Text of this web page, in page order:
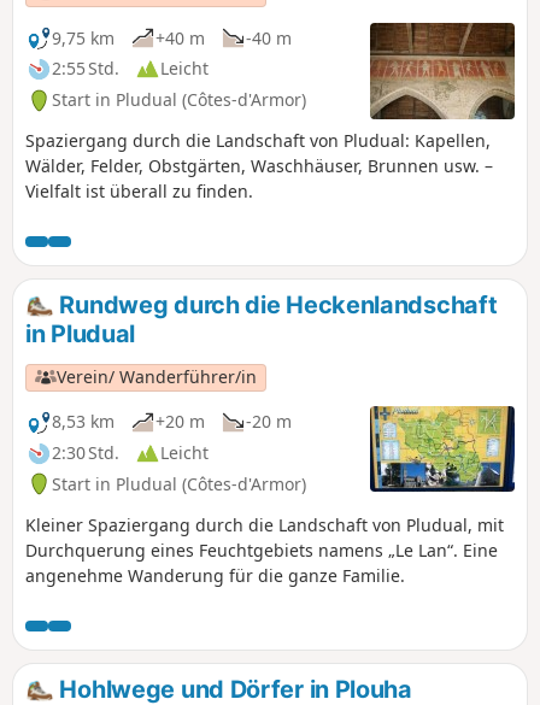
9,75 km
+40 m
-40 m
2:55 Std.
Leicht
Start in Pludual (Côtes-d'Armor)
Spaziergang durch die Landschaft von Pludual: Kapellen,
Wälder, Felder, Obstgärten, Waschhäuser, Brunnen usw. –
Vielfalt ist überall zu finden.
Rundweg durch die Heckenlandschaft
in Pludual
Verein/ Wanderführer/in
8,53 km
+20 m
-20 m
2:30 Std.
Leicht
Start in Pludual (Côtes-d'Armor)
Kleiner Spaziergang durch die Landschaft von Pludual, mit
Durchquerung eines Feuchtgebiets namens „Le Lan“. Eine
angenehme Wanderung für die ganze Familie.
Hohlwege und Dörfer in Plouha